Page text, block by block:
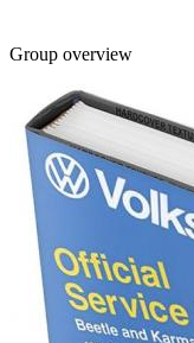
Group overview